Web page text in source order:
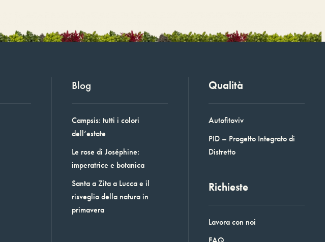
Blog
Campsis: tutti i colori
dell’estate
Le rose di Joséphine:
imperatrice e botanica
Santa a Zita a Lucca e il
risveglio della natura in
primavera
Qualità
Autofitoviv
PID – Progetto Integrato di
Distretto
Richieste
Lavora con noi